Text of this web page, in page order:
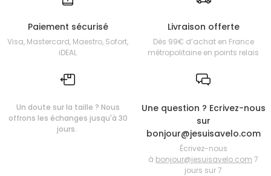
Paiement sécurisé
Visa, Mastercard, Maestro, Sofort,
iDEAL
Livraison offerte
Dès 99€ d’achat en France
métropolitaine en points relais
Un doute sur la taille ? Nous
offrons les échanges jusqu'à 30
jours.
Une question ? Ecrivez-nous
sur
bonjour@jesuisavelo.com
Écrivez-nous
à bonjour@jesuisavelo.com 7
jours sur 7